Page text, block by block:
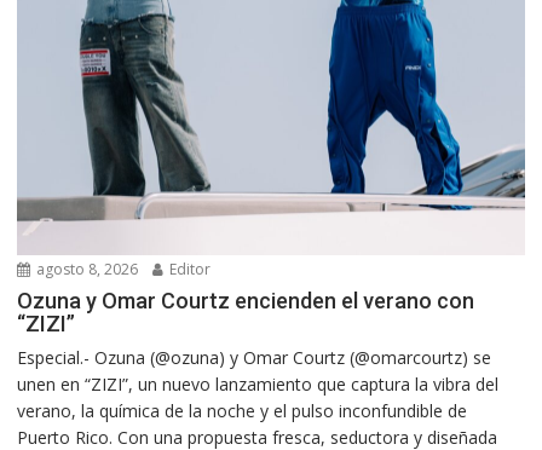
agosto 8, 2026 Editor
Ozuna y Omar Courtz encienden el verano con
“ZIZI”
Especial.- Ozuna (@ozuna) y Omar Courtz (@omarcourtz) se
unen en “ZIZI”, un nuevo lanzamiento que captura la vibra del
verano, la química de la noche y el pulso inconfundible de
Puerto Rico. Con una propuesta fresca, seductora y diseñada